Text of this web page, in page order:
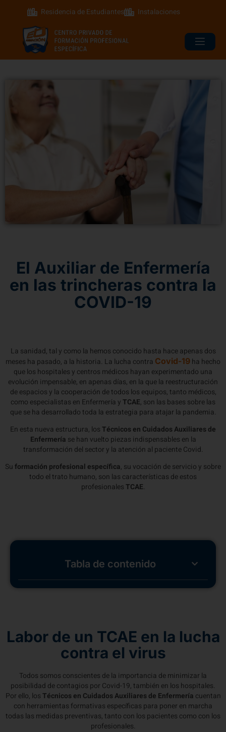
Residencia de Estudiantes Instalaciones
El Auxiliar de Enfermería
en las trincheras contra la
COVID-19
La sanidad, tal y como la hemos conocido hasta hace apenas dos
meses ha pasado, a la historia. La lucha contra Covid-19 ha hecho
que los hospitales y centros médicos hayan experimentado una
evolución impensable, en apenas días, en la que la reestructuración
de espacios y la cooperación de todos los equipos, tanto médicos,
como especialistas en Enfermería yTCAE, son las bases sobre las
que se ha desarrollado toda la estrategia para atajar la pandemia.
En esta nueva estructura, losTécnicos en Cuidados Auxiliares de
Enfermería se han vuelto piezas indispensables en la
transformación del sector y la atención al paciente Covid.
Suformación profesional específica, su vocación de servicio y sobre
todo el trato humano, son las características de estos
profesionalesTCAE.
Tabla de contenido
Labor de un TCAE en la lucha
contra el virus
Todos somos conscientes de la importancia de minimizar la
posibilidad de contagios por Covid-19, también en los hospitales.
Por ello, losTécnicos en Cuidados Auxiliares de Enfermería cuentan
con herramientas formativas específicas para poner en marcha
todas las medidas preventivas, tanto con los pacientes como con los
profesionales.